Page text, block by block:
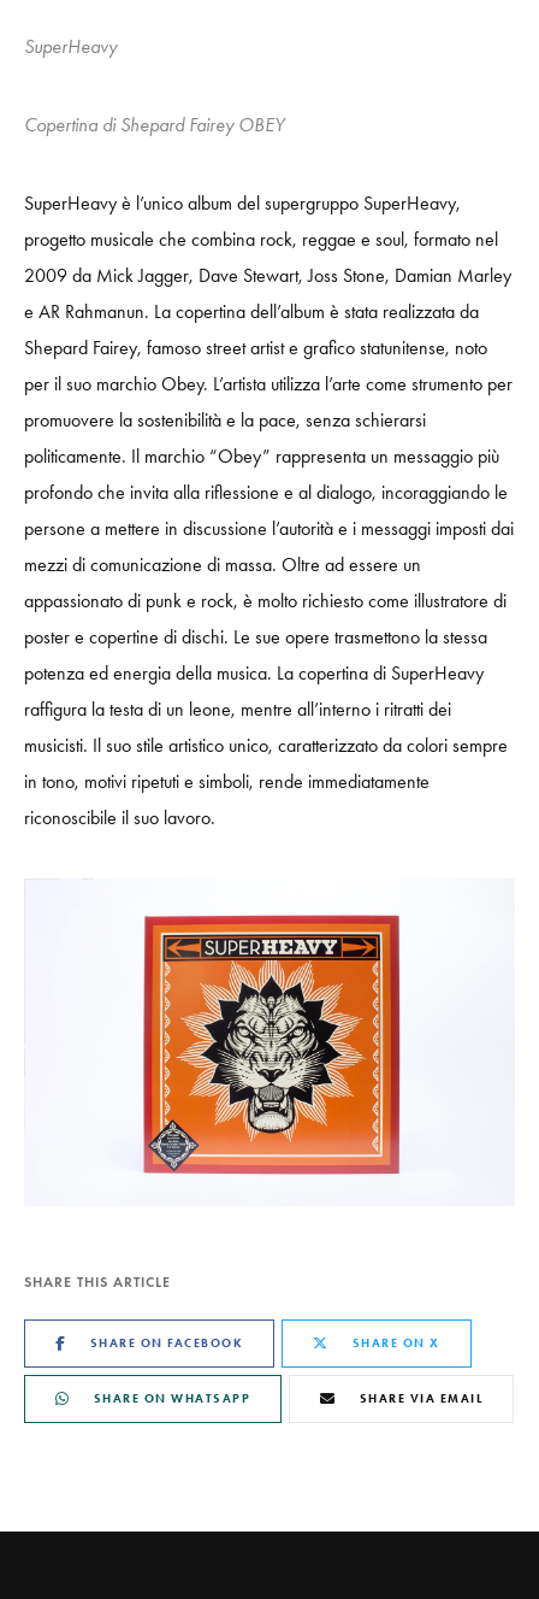
SuperHeavy
Copertina di Shepard Fairey OBEY
SuperHeavy è l’unico album del supergruppo SuperHeavy,
progetto musicale che combina rock, reggae e soul, formato nel
2009 da Mick Jagger, Dave Stewart, Joss Stone, Damian Marley
e AR Rahmanun. La copertina dell’album è stata realizzata da
Shepard Fairey, famoso street artist e grafico statunitense, noto
per il suo marchio Obey. L’artista utilizza l’arte come strumento per
promuovere la sostenibilità e la pace, senza schierarsi
politicamente. Il marchio “Obey” rappresenta un messaggio più
profondo che invita alla riflessione e al dialogo, incoraggiando le
persone a mettere in discussione l’autorità e i messaggi imposti dai
mezzi di comunicazione di massa. Oltre ad essere un
appassionato di punk e rock, è molto richiesto come illustratore di
poster e copertine di dischi. Le sue opere trasmettono la stessa
potenza ed energia della musica. La copertina di SuperHeavy
raffigura la testa di un leone, mentre all’interno i ritratti dei
musicisti. Il suo stile artistico unico, caratterizzato da colori sempre
in tono, motivi ripetuti e simboli, rende immediatamente
riconoscibile il suo lavoro.
SHARE THIS ARTICLE
SHARE ON FACEBOOK SHARE ON X
SHARE ON WHATSAPP SHARE VIA EMAIL